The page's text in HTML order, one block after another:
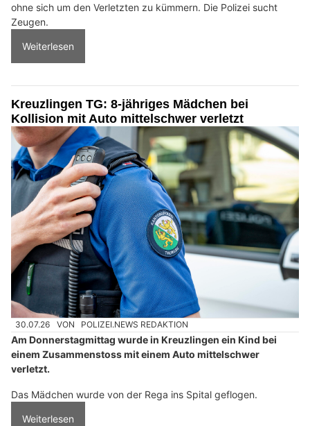
ohne sich um den Verletzten zu kümmern. Die Polizei sucht
Zeugen.
Weiterlesen
Kreuzlingen TG: 8-jähriges Mädchen bei
Kollision mit Auto mittelschwer verletzt
30.07.26 VON POLIZEI.NEWS REDAKTION
Am Donnerstagmittag wurde in Kreuzlingen ein Kind bei
einem Zusammenstoss mit einem Auto mittelschwer
verletzt.
Das Mädchen wurde von der Rega ins Spital geflogen.
Weiterlesen